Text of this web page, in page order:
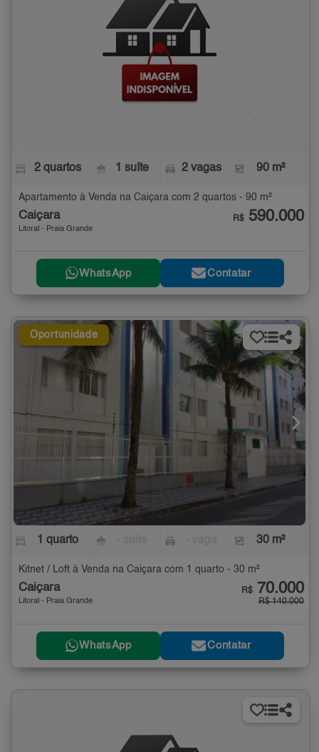
2 quartos 1 suíte 2 vagas 90 m²
Apartamento à Venda na Caiçara com 2 quartos - 90 m²
Caiçara
Litoral - Praia Grande
R$ 590.000
WhatsApp Contatar
Oportunidade
1 quarto 30 m²
Kitnet / Loft à Venda na Caiçara com 1 quarto - 30 m²
Caiçara
Litoral - Praia Grande
R$ 70.000
R$ 140.000
WhatsApp Contatar